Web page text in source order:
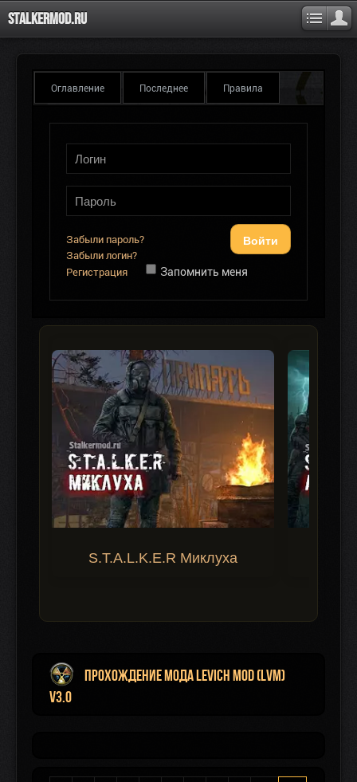
Stalkermod.ru
Оглавление Последнее Правила
Войти
Забыли пароль?
Забыли логин?
Регистрация
Запомнить меня
S.T.A.L.K.E.R Миклуха
Прохождение мода Levich Mod (LVM)
v3.0